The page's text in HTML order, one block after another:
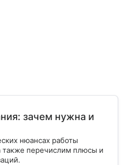
зачем нужна и
нюансах работы
также перечислим плюсы и